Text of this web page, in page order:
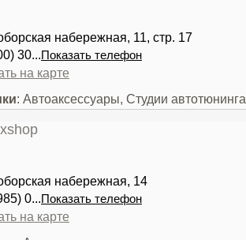
набережная, 11, стр. 17
30...Показать телефон
на карте
: Автоаксессуары, Студии автотюнинга
набережная, 14
0...Показать телефон
на карте